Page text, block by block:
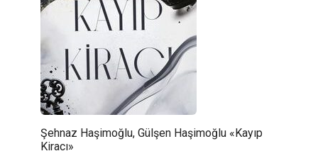
Şehnaz Haşimoğlu, Gülşen Haşimoğlu «Kayıp
Kiracı»